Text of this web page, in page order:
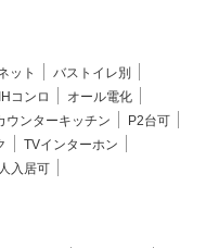
ット
バストイレ別
IHコンロ
オール電化
ウンターキッチン
P2台可
TVインターホン
入居可